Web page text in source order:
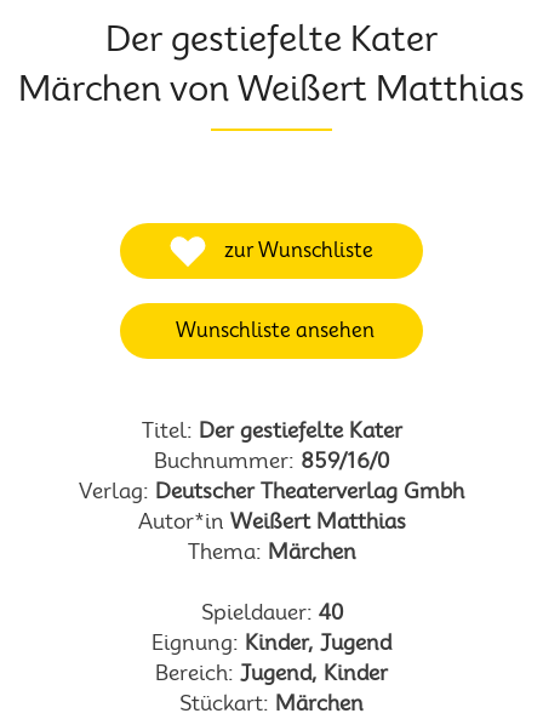
zur Wunschliste
Wunschliste ansehen
Der gestiefelte Kater
Märchen von Weißert Matthias
Titel: Der gestiefelte Kater
Buchnummer: 859/16/0
Verlag: Deutscher Theaterverlag Gmbh
Autor*in Weißert Matthias
Thema: Märchen
Spieldauer: 40
Eignung: Kinder, Jugend
Bereich: Jugend, Kinder
Stückart: Märchen